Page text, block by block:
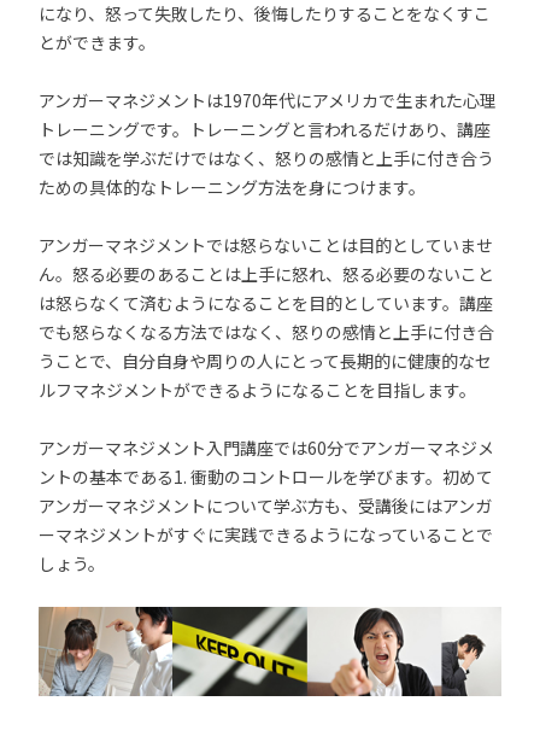
になり、怒って失敗したり、後悔したりすることをなくすこ
とができます。
アンガーマネジメントは1970年代にアメリカで生まれた心理
トレーニングです。トレーニングと言われるだけあり、講座
では知識を学ぶだけではなく、怒りの感情と上手に付き合う
ための具体的なトレーニング方法を身につけます。
アンガーマネジメントでは怒らないことは目的としていませ
ん。怒る必要のあることは上手に怒れ、怒る必要のないこと
は怒らなくて済むようになることを目的としています。講座
でも怒らなくなる方法ではなく、怒りの感情と上手に付き合
うことで、自分自身や周りの人にとって長期的に健康的なセ
ルフマネジメントができるようになることを目指します。
アンガーマネジメント入門講座では60分でアンガーマネジメ
ントの基本である1. 衝動のコントロールを学びます。初めて
アンガーマネジメントについて学ぶ方も、受講後にはアンガ
ーマネジメントがすぐに実践できるようになっていることで
しょう。